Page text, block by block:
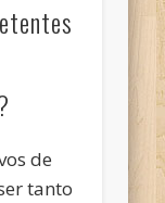
de
tanto